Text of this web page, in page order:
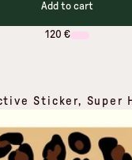
Add to cart
120 €
Sticker, Super